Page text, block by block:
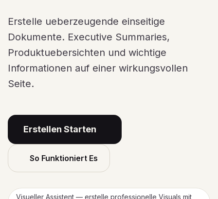
Erstelle ueberzeugende einseitige
Dokumente. Executive Summaries,
Produktuebersichten und wichtige
Informationen auf einer wirkungsvollen
Seite.
Erstellen Starten
So Funktioniert Es
Visueller Assistent — erstelle professionelle Visuals mit